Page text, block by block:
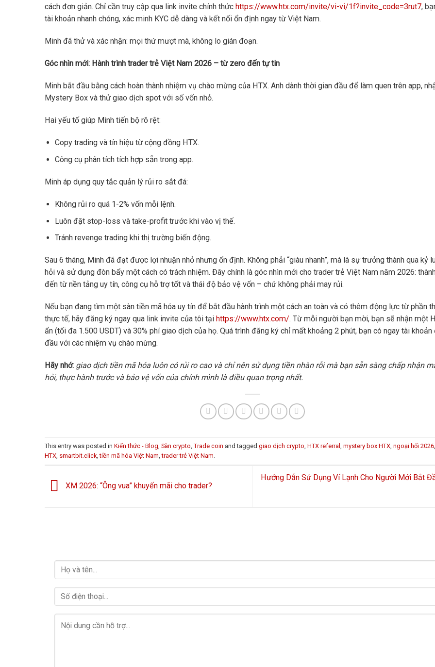
cách đơn giản. Chỉ cần truy cập qua link invite chính thức https://www.htx.com/invite/vi-vi/1f?invite_code=3rut7,
tài khoản nhanh chóng, xác minh KYC dễ dàng và kết nối ổn định ngay từ Việt Nam.
Minh đã thử và xác nhận: mọi thứ mượt mà, không lo gián đoạn.
Góc nhìn mới: Hành trình trader trẻ Việt Nam 2026 – từ zero đến tự tin
Minh bắt đầu bằng cách hoàn thành nhiệm vụ chào mừng của HTX. Anh dành thời gian đầu để làm quen trên app,
Mystery Box và thử giao dịch spot với số vốn nhỏ.
Hai yếu tố giúp Minh tiến bộ rõ rệt:
Copy trading và tín hiệu từ cộng đồng HTX.
Công cụ phân tích tích hợp sẵn trong app.
Minh áp dụng quy tắc quản lý rủi ro sắt đá:
Không rủi ro quá 1-2% vốn mỗi lệnh.
Luôn đặt stop-loss và take-profit trước khi vào vị thế.
Tránh revenge trading khi thị trường biến động.
Sau 6 tháng, Minh đã đạt được lợi nhuận nhỏ nhưng ổn định. Không phải “giàu nhanh”, mà là sự trưởng thành qua kỷ
hỏi và sử dụng đòn bẩy một cách có trách nhiệm. Đây chính là góc nhìn mới cho trader trẻ Việt Nam năm 2026:
đến từ nền tảng uy tín, công cụ hỗ trợ tốt và thái độ bảo vệ vốn – chứ không phải may rủi.
Nếu bạn đang tìm một sàn tiền mã hóa uy tín để bắt đầu hành trình một cách an toàn và có thêm động lực từ phần
thực tế, hãy đăng ký ngay qua link invite của tôi tại https://www.htx.com/. Từ mỗi người bạn mời, bạn sẽ nhận một
ẩn (tối đa 1.500 USDT) và 30% phí giao dịch của họ. Quá trình đăng ký chỉ mất khoảng 2 phút, bạn có ngay tài
đầu với các nhiệm vụ chào mừng.
Hãy nhớ: giao dịch tiền mã hóa luôn có rủi ro cao và chỉ nên sử dụng tiền nhàn rỗi mà bạn sẵn sàng chấp nhận
hỏi, thực hành trước và bảo vệ vốn của chính mình là điều quan trọng nhất.
This entry was posted in Kiến thức - Blog Sàn crypto ,Trade coin and tagged giao dịch crypto HTX referral mystery box HTX ngoại hối 2026
HTX smartbit.click ,tiền mã hóa Việt Nam ,trader trẻ Việt Nam
XM 2026: “Ông vua” khuyến mãi cho trader?
Hướng Dẫn Sử Dụng Ví Lạnh Cho Người Mới Bắt